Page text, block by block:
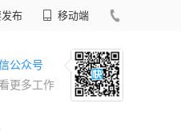
布 移动端
公众号
更多工作